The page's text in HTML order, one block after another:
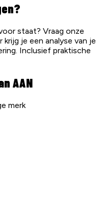
staat? Vraag onze
je een analyse van je
Inclusief praktische
AAN
merk